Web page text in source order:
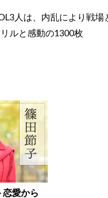
人は、内乱により戦
ルと感動の1300枚
恋愛から